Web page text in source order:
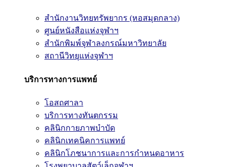
สำนักงานวิทยทรัพยากร (หอสมุดกลาง)
ศูนย์หนังสือแห่งจุฬาฯ
สำนักพิมพ์จุฬาลงกรณ์มหาวิทยาลัย
สถานีวิทยุแห่งจุฬาฯ
บริการทางการแพทย์
โอสถศาลา
บริการทางทันตกรรม
คลินิกกายภาพบำบัด
คลินิกเทคนิคการแพทย์
คลินิกโภชนาการและการกำหนดอาหาร